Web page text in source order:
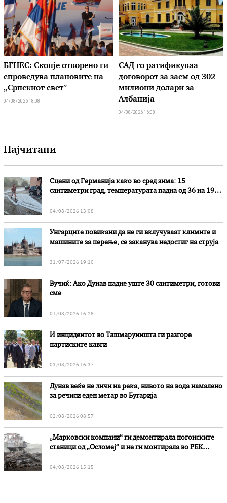
БГНЕС: Скопје отворено ги
спроведува плановите на
„Српскиот свет“
04/08/2026 18:08
САД го ратификуваа
договорот за заем од 302
милиони долари за
Албанија
04/08/2026 16:08
Најчитани
Сцени од Германија како во сред зима: 15
сантиметри град, температурата падна од 36 на 19
04/08/2026 13:08
Унгарците повикани да не ги вклучуваат климите и
машините за перење, се заканува недостиг на струја
31/07/2026 19:10
Вучиќ: Ако Дунав падне уште 30 сантиметри, готови
сме
01/08/2026 16:28
И инцидентот во Ташмаруништa ги разгоре
партиските кавги
03/08/2026 16:37
Дунав веќе не личи на река, нивото на вода намалено
за речиси еден метар во Бугарија
02/08/2026 08:57
„Марковски компани“ ги демонтирала погонските
станици од „Осломеј“ и не ги монтирала во РЕК
04/08/2026 15:15